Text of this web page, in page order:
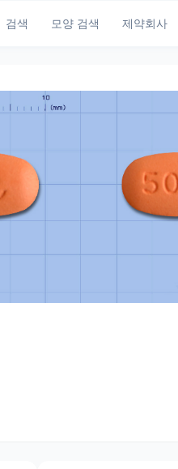
검색 모양 검색 제약회사